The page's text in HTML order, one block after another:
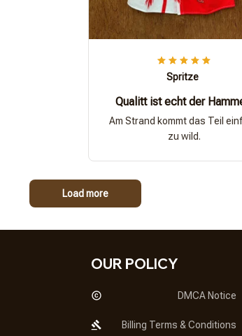
Spritze
Qualitt ist echt der
Am Strand kommt das Teil
zu wild.
Load more
OUR POLICY
DMCA Notice
Billing Terms & Conditions